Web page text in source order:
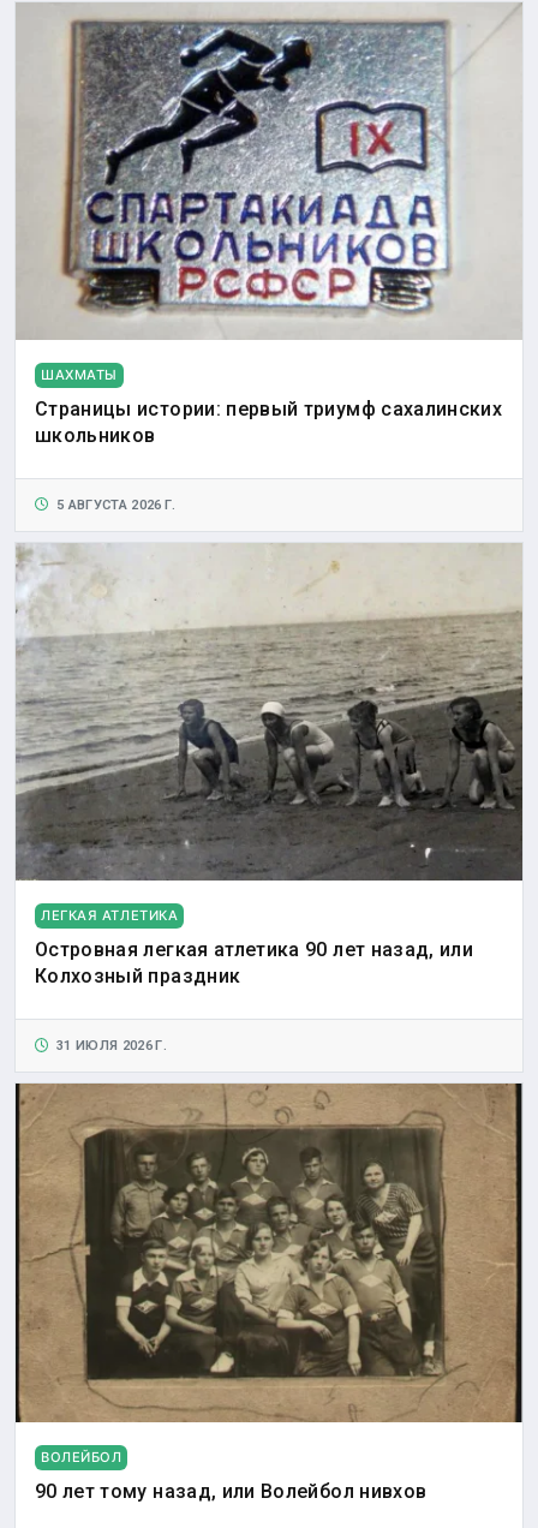
ШАХМАТЫ
Страницы истории: первый триумф сахалинских
школьников
5 АВГУСТА 2026 Г.
ЛЕГКАЯ АТЛЕТИКА
Островная легкая атлетика 90 лет назад, или
Колхозный праздник
31 ИЮЛЯ 2026 Г.
ВОЛЕЙБОЛ
90 лет тому назад, или Волейбол нивхов